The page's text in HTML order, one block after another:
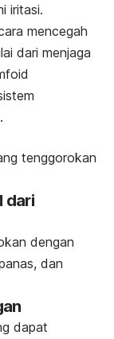
iritasi.
mencegah
dari menjaga
tenggorokan
dari
dengan
dan
dapat